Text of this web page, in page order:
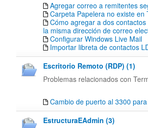
Agregar correo a remitentes
Carpeta Papelera no existe en
Cómo agregar a dos
la misma dirección de correo
Configurar Windows Live Mail
Importar libreta de contactos
Escritorio Remoto (RDP) (1)
Problemas relacionados con
Cambio de puerto al 3300
EstructuraEAdmin (3)